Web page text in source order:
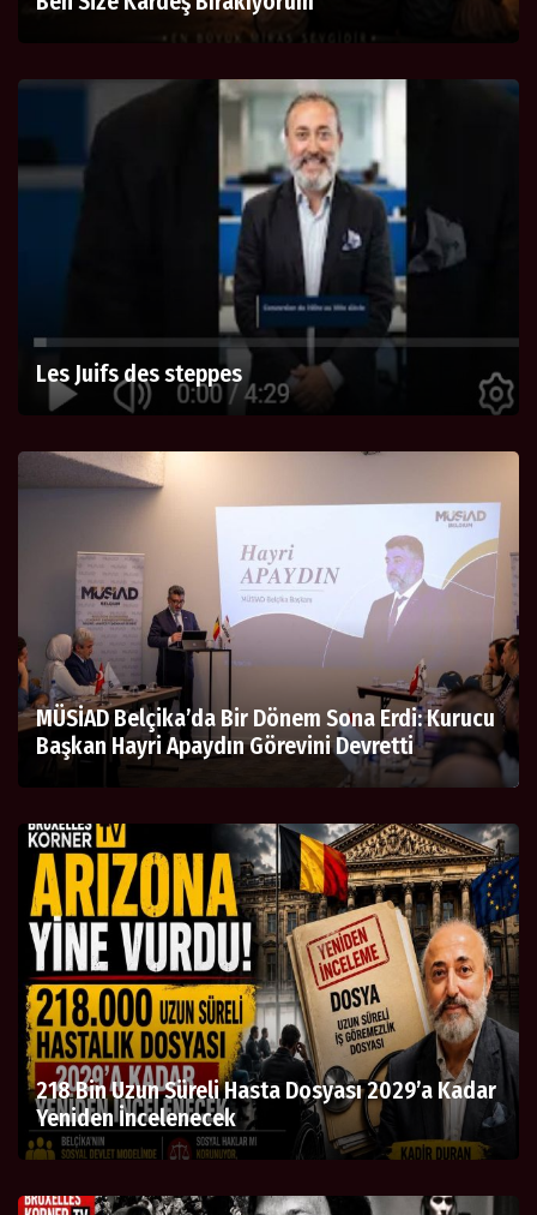
Les Juifs des steppes
MÜSİAD Belçika’da Bir Dönem Sona Erdi: Kurucu
Başkan Hayri Apaydın Görevini Devretti
218 Bin Uzun Süreli Hasta Dosyası 2029’a Kadar
Yeniden İncelenecek